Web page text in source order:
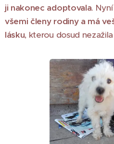
ji nakonec adoptovala.
všemi členy rodiny a má
lásku, kterou dosud